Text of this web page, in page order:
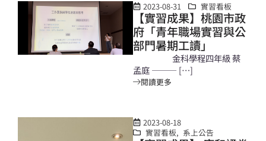
2023-08-31 實習看板
【實習成果】桃園市政
府「青年職場實習與公
部門暑期工讀」
金科學程四年級 蔡
孟庭 ——— […]
閱讀更多
2023-08-18
實習看板, 系上公告